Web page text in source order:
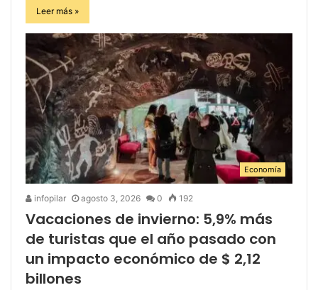
Leer más »
Economía
infopilar agosto 3, 2026 0 192
Vacaciones de invierno: 5,9% más
de turistas que el año pasado con
un impacto económico de $ 2,12
billones